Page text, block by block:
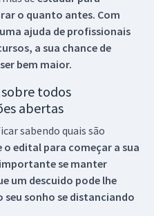
o quanto antes. Com
ajuda de profissionais
a sua chance de
bem maior.
todos
abertas
sabendo quais são
o edital para começar a sua
se manter
um descuido pode lhe
seu sonho se distanciando